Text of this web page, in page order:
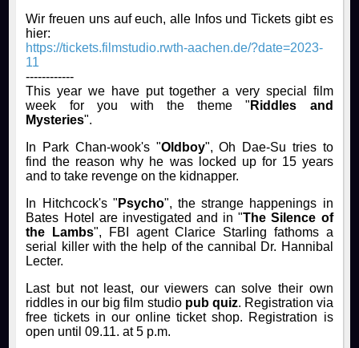
Wir freuen uns auf euch, alle Infos und Tickets gibt es
hier:
https://tickets.filmstudio.rwth-aachen.de/?date=2023-
11
------------
This year we have put together a very special film
week for you with the theme " Riddles and
Mysteries".
In Park Chan-wook's "Oldboy", Oh Dae-Su tries to
find the reason why he was locked up for 15 years
and to take revenge on the kidnapper.
In Hitchcock's " Psycho", the strange happenings in
Bates Hotel are investigated and in "The Silence of
the Lambs", FBI agent Clarice Starling fathoms a
serial killer with the help of the cannibal Dr. Hannibal
Lecter.
Last but not least, our viewers can solve their own
riddles in our big film studio pub quiz. Registration via
free tickets in our online ticket shop. Registration is
open until 09.11. at 5 p.m.